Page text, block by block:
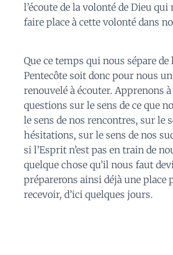
l’écoute de la volonté de Dieu
faire place à cette volonté dans
Que ce temps qui nous sépare de
Pentecôte soit donc pour nous
renouvelé à écouter. Apprenons
questions sur le sens de ce que
le sens de nos rencontres, sur le
hésitations, sur le sens de nos
si l’Esprit n’est pas en train de
quelque chose qu’il nous faut
préparerons ainsi déjà une place
recevoir, d’ici quelques jours.